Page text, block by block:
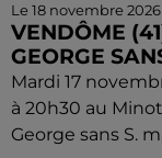
Le 18 novembre
VENDÔME
GEORGE
Mardi 17
à 20h30 au
George sans S.